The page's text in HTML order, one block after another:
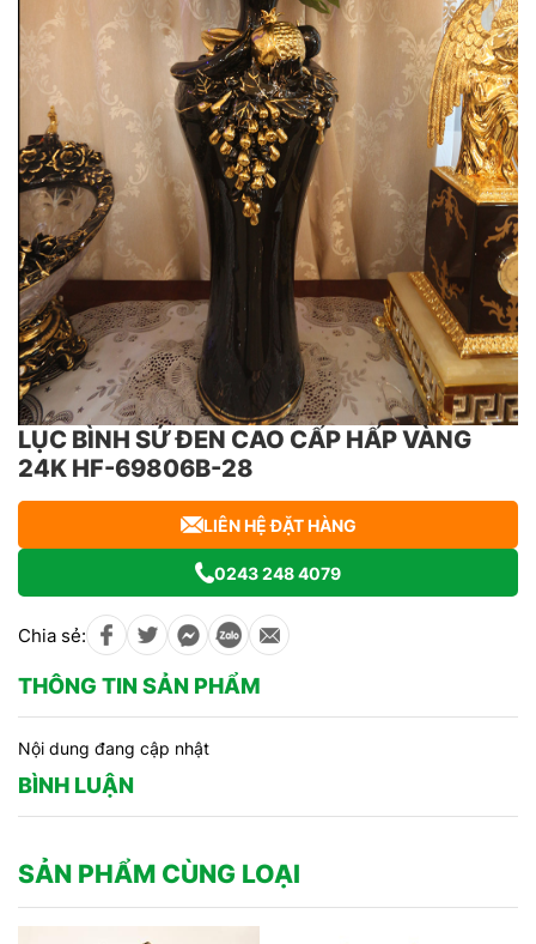
LỤC BÌNH SỨ ĐEN CAO CẤP HẤP VÀNG
24K HF-69806B-28
LIÊN HỆ ĐẶT HÀNG
0243 248 4079
Chia sẻ:
THÔNG TIN SẢN PHẨM
Nội dung đang cập nhật
BÌNH LUẬN
SẢN PHẨM CÙNG LOẠI